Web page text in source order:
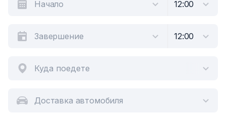
Куда поедете
Доставка автомобиля